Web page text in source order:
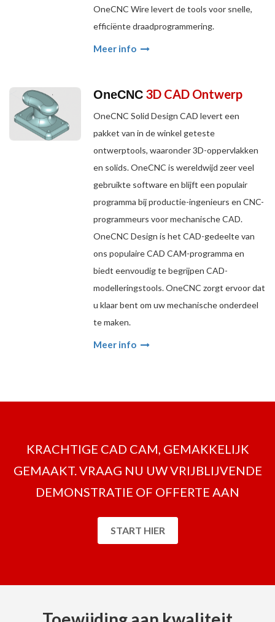
OneCNC Wire levert de tools voor snelle,
efficiënte draadprogrammering.
Meer info
OneCNC 3D CAD Ontwerp
OneCNC Solid Design CAD levert een
pakket van in de winkel geteste
ontwerptools, waaronder 3D-oppervlakken
en solids. OneCNC is wereldwijd zeer veel
gebruikte software en blijft een populair
programma bij productie-ingenieurs en CNC-
programmeurs voor mechanische CAD.
OneCNC Design is het CAD-gedeelte van
ons populaire CAD CAM-programma en
biedt eenvoudig te begrijpen CAD-
modelleringstools. OneCNC zorgt ervoor dat
u klaar bent om uw mechanische onderdeel
te maken.
Meer info
KRACHTIGE CAD CAM, GEMAKKELIJK
GEMAAKT. VRAAG NU UW VRIJBLIJVENDE
DEMONSTRATIE OF OFFERTE AAN
START HIER